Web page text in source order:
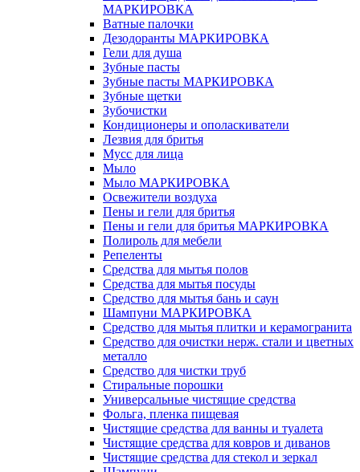
МАРКИРОВКА
Ватные палочки
Дезодоранты МАРКИРОВКА
Гели для душа
Зубные пасты
Зубные пасты МАРКИРОВКА
Зубные щетки
Зубочистки
Кондиционеры и ополаскиватели
Лезвия для бритья
Мусс для лица
Мыло
Мыло МАРКИРОВКА
Освежители воздуха
Пены и гели для бритья
Пены и гели для бритья МАРКИРОВКА
Полироль для мебели
Репеленты
Средства для мытья полов
Средства для мытья посуды
Средство для мытья бань и саун
Шампуни МАРКИРОВКА
Средство для мытья плитки и керамогранита
Средство для очистки нерж. стали и цветных
металло
Средство для чистки труб
Стиральные порошки
Универсальные чистящие средства
Фольга, пленка пищевая
Чистящие средства для ванны и туалета
Чистящие средства для ковров и диванов
Чистящие средства для стекол и зеркал